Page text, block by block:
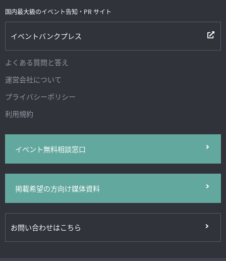
国内最大級のイベント告知・PR サイト
イベントバンクプレス
よくある質問と答え
運営会社について
プライバシーポリシー
利用規約
イベント無料相談窓口
掲載希望の方向け媒体資料
お問い合わせはこちら